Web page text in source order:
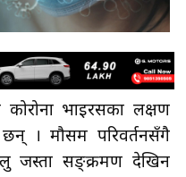
कोरोना भाइरसका लक्षण
। मौसम परिवर्तनसँगै
जस्ता सङ्क्रमण देखिन